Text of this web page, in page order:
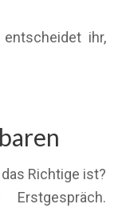
ihr,
Richtige ist?